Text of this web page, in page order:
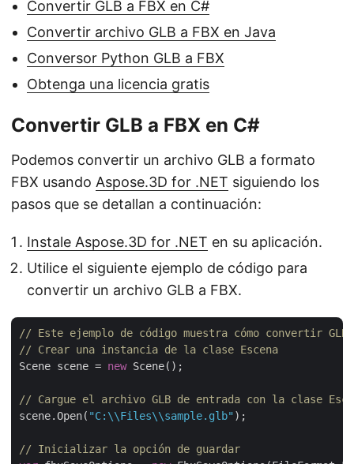
Convertir GLB a FBX en C#
Convertir archivo GLB a FBX en Java
Conversor Python GLB a FBX
Obtenga una licencia gratis
Convertir GLB a FBX en C#
Podemos convertir un archivo GLB a formato
FBX usando Aspose.3D for .NET siguiendo los
pasos que se detallan a continuación:
Instale Aspose.3D for .NET en su aplicación.
Utilice el siguiente ejemplo de código para
convertir un archivo GLB a FBX.
// Este ejemplo de código muestra cómo convertir GLB
// Crear una instancia de la clase Escena
Scene scene = new Scene();
// Cargue el archivo GLB de entrada con la clase
scene.Open( "C:\\Files\\sample.glb" );
// Inicializar la opción de guardar